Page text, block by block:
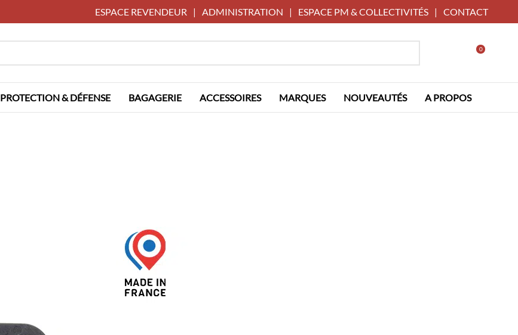
ESPACE REVENDEUR | ADMINISTRATION | ESPACE PM & COLLECTIVITÉS | CONTACT
0
PROTECTION & DÉFENSE BAGAGERIE ACCESSOIRES MARQUES NOUVEAUTÉS A PROPOS